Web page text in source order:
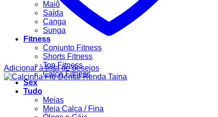
Maiô
Saída
Canga
Sunga
Fitness
Conjunto Fitness
Shorts Fitness
Top Fitness
Calça Fitness
Sex
Tudo
Meias
Meia Calça / Fina
Adicionar à lista de desejos